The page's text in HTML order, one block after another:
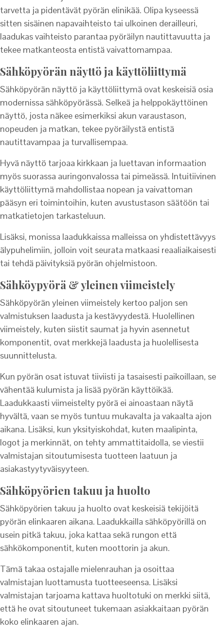
tarvetta ja pidentävät pyörän elinikää. Olipa kyseessä
sitten sisäinen napavaihteisto tai ulkoinen derailleuri,
laadukas vaihteisto parantaa pyöräilyn nautittavuutta ja
tekee matkanteosta entistä vaivattomampaa.
Sähköpyörän näyttö ja käyttöliittymä
Sähköpyörän näyttö ja käyttöliittymä ovat keskeisiä osia
modernissa sähköpyörässä. Selkeä ja helppokäyttöinen
näyttö, josta näkee esimerkiksi akun varaustason,
nopeuden ja matkan, tekee pyöräilystä entistä
nautittavampaa ja turvallisempaa.
Hyvä näyttö tarjoaa kirkkaan ja luettavan informaation
myös suorassa auringonvalossa tai pimeässä. Intuitiivinen
käyttöliittymä mahdollistaa nopean ja vaivattoman
pääsyn eri toimintoihin, kuten avustustason säätöön tai
matkatietojen tarkasteluun.
Lisäksi, monissa laadukkaissa malleissa on yhdistettävyys
älypuhelimiin, jolloin voit seurata matkaasi reaaliaikaisesti
tai tehdä päivityksiä pyörän ohjelmistoon.
Sähköypyörä & yleinen viimeistely
Sähköpyörän yleinen viimeistely kertoo paljon sen
valmistuksen laadusta ja kestävyydestä. Huolellinen
viimeistely, kuten siistit saumat ja hyvin asennetut
komponentit, ovat merkkejä laadusta ja huolellisesta
suunnittelusta.
Kun pyörän osat istuvat tiiviisti ja tasaisesti paikoillaan, se
vähentää kulumista ja lisää pyörän käyttöikää.
Laadukkaasti viimeistelty pyörä ei ainoastaan näytä
hyvältä, vaan se myös tuntuu mukavalta ja vakaalta ajon
aikana. Lisäksi, kun yksityiskohdat, kuten maalipinta,
logot ja merkinnät, on tehty ammattitaidolla, se viestii
valmistajan sitoutumisesta tuotteen laatuun ja
asiakastyytyväisyyteen.
Sähköpyörien takuu ja huolto
Sähköpyörien takuu ja huolto ovat keskeisiä tekijöitä
pyörän elinkaaren aikana. Laadukkailla sähköpyörillä on
usein pitkä takuu, joka kattaa sekä rungon että
sähkökomponentit, kuten moottorin ja akun.
Tämä takaa ostajalle mielenrauhan ja osoittaa
valmistajan luottamusta tuotteeseensa. Lisäksi
valmistajan tarjoama kattava huoltotuki on merkki siitä,
että he ovat sitoutuneet tukemaan asiakkaitaan pyörän
koko elinkaaren ajan.